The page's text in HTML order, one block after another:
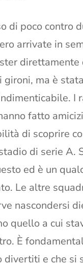
di poco contro
arrivate in
direttamente
gironi, ma è stata
I
fatto
di scoprire
di serie A.
ed è un
Le altre
nascondersi
quello a cui
È
divertiti e che si